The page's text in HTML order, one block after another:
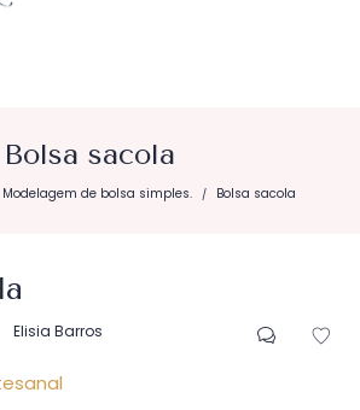
Bolsa sacola
Modelagem de bolsa simples. / Bolsa sacola
byElisia Barros